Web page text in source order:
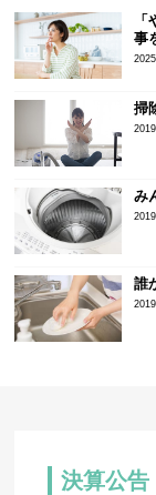
事
掃
み
誰
決算公告